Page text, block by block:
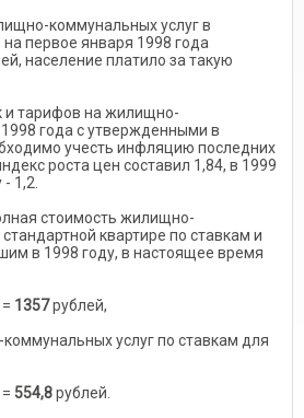
коммунальных услуг в
первое января 1998 года
население платило за такую
и тарифов на жилищно-
года с утвержденными в
учесть инфляцию последних
роста цен составил 1,84, в 1999
1,2.
стоимость жилищно-
квартире по ставкам и
в 1998 году, в настоящее время
1357рублей,
услуг по ставкам для
554,8рублей.